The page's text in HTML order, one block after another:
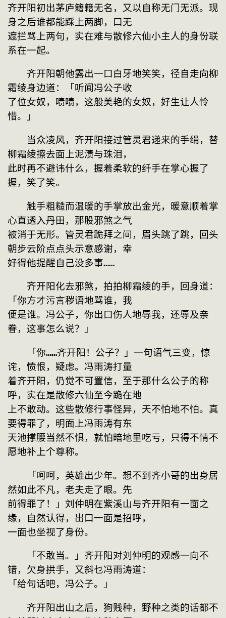
齐开阳初出茅庐籍籍无名，又以自称无门无派。现
身之后谁都能踩上两脚，口无
遮拦骂上两句，实在难与散修六仙小主人的身份联
系在一起。
齐开阳朝他露出一口白牙地笑笑，径自走向柳
霜绫身边道：「听闻冯公子收
了位女奴，啧啧，这般美艳的女奴，好生让人怜
惜。」
当众凌风，齐开阳接过管灵君递来的手绢，替
柳霜绫擦去面上泥渍与珠泪，
此时再不避讳什么，握着柔软的纤手在掌心握了
握，笑了笑。
触手粗糙而温暖的手掌放出金光，暖意顺着掌
心直透入丹田，那股邪煞之气
被消于无形。管灵君跪拜之间，眉头跳了跳，回头
朝步云阶点点头示意感谢，幸
好得他提醒自己没多事……
齐开阳化去邪煞，拍拍柳霜绫的手，回身道：
「你方才污言秽语地骂谁，我
便是谁。冯公子，你出口伤人地辱我，还辱及亲
眷，这事怎么说？」
「你……齐开阳！公子？」一句语气三变，惊
诧，愤恨，疑虑。冯雨涛打量
着齐开阳，仍觉不可置信，至于那什么公子的称
呼，实在是散修六仙至今跪在地
上不敢动。这些散修行事怪异，天不怕地不怕。真
要得罪了，明面上冯雨涛有东
天池撑腰当然不惧，就怕暗地里吃亏，只得不情不
愿地补上个尊称。
「呵呵，英雄出少年。想不到齐小哥的出身居
然如此不凡，老夫走了眼。先
前得罪了！」刘仲明在紫溪山与齐开阳有一面之
缘，自然认得，出口一面是招呼，
一面也坐视了身份。
「不敢当。」齐开阳对刘仲明的观感一向不
错，欠身拱手，又斜乜冯雨涛道：
「给句话吧，冯公子。」
齐开阳出山之后，狗贱种，野种之类的话都不